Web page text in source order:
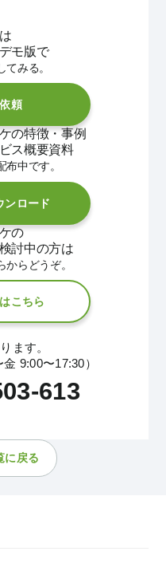
モ版で
てみる。
頼
の特徴・事例
ス概要資料
布中です。
ンロード
の
討中の方は
からどうぞ。
こちら
ます。
9:00〜17:30）
613
に戻る